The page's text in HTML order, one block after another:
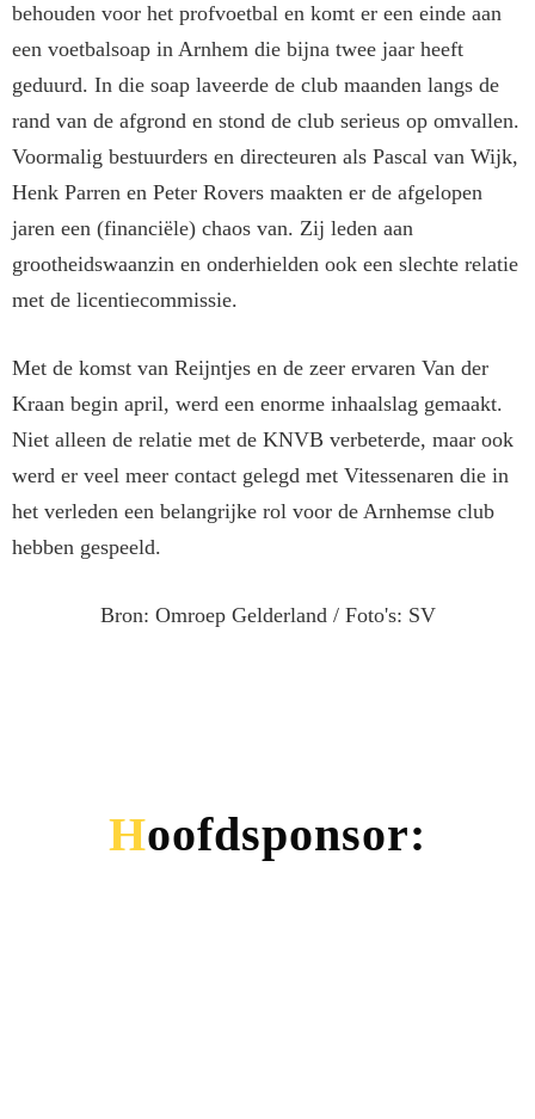
behouden voor het profvoetbal en komt er een einde aan
een voetbalsoap in Arnhem die bijna twee jaar heeft
geduurd. In die soap laveerde de club maanden langs de
rand van de afgrond en stond de club serieus op omvallen.
Voormalig bestuurders en directeuren als Pascal van Wijk,
Henk Parren en Peter Rovers maakten er de afgelopen
jaren een (financiële) chaos van. Zij leden aan
grootheidswaanzin en onderhielden ook een slechte relatie
met de licentiecommissie.
Met de komst van Reijntjes en de zeer ervaren Van der
Kraan begin april, werd een enorme inhaalslag gemaakt.
Niet alleen de relatie met de KNVB verbeterde, maar ook
werd er veel meer contact gelegd met Vitessenaren die in
het verleden een belangrijke rol voor de Arnhemse club
hebben gespeeld.
Bron: Omroep Gelderland / Foto's: SV
Hoofdsponsor: